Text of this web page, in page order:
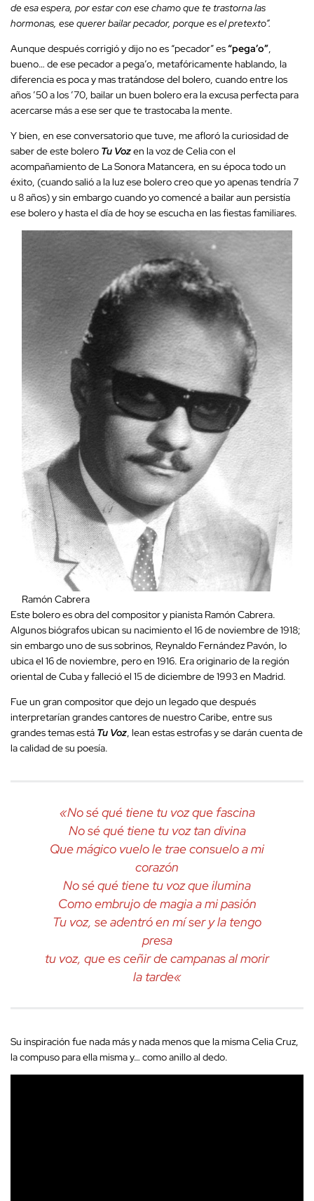
de esa espera, por estar con ese chamo que te trastorna las
hormonas, ese querer bailar pecador, porque es el pretexto”.
Aunque después corrigió y dijo no es “pecador” es“pega’o”,
bueno… de ese pecador a pega’o, metafóricamente hablando, la
diferencia es poca y mas tratándose del bolero, cuando entre los
años ’50 a los ’70, bailar un buen bolero era la excusa perfecta para
acercarse más a ese ser que te trastocaba la mente.
Y bien, en ese conversatorio que tuve, me afloró la curiosidad de
saber de este bolero Tu Vozen la voz de Celia con el
acompañamiento de La Sonora Matancera, en su época todo un
éxito, (cuando salió a la luz ese bolero creo que yo apenas tendría 7
u 8 años) y sin embargo cuando yo comencé a bailar aun persistía
ese bolero y hasta el día de hoy se escucha en las fiestas familiares.
Ramón Cabrera
Este bolero es obra del compositor y pianista Ramón Cabrera.
Algunos biógrafos ubican su nacimiento el 16 de noviembre de 1918;
sin embargo uno de sus sobrinos, Reynaldo Fernández Pavón, lo
ubica el 16 de noviembre, pero en 1916. Era originario de la región
oriental de Cuba y falleció el 15 de diciembre de 1993 en Madrid.
Fue un gran compositor que dejo un legado que después
interpretarían grandes cantores de nuestro Caribe, entre sus
grandes temas está Tu Voz, lean estas estrofas y se darán cuenta de
la calidad de su poesía.
«No sé qué tiene tu voz que fascina
No sé qué tiene tu voz tan divina
Que mágico vuelo le trae consuelo a mi
corazón
No sé qué tiene tu voz que ilumina
Como embrujo de magia a mi pasión
Tu voz, se adentró en mí ser y la tengo
presa
tu voz, que es ceñir de campanas al morir
la tarde«
Su inspiración fue nada más y nada menos que la misma Celia Cruz,
la compuso para ella misma y… como anillo al dedo.